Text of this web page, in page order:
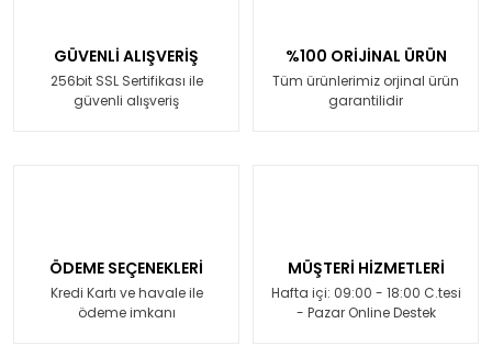
GÜVENLİ ALIŞVERİŞ
256bit SSL Sertifikası ile
güvenli alışveriş
%100 ORİJİNAL ÜRÜN
Tüm ürünlerimiz orjinal ürün
garantilidir
ÖDEME SEÇENEKLERİ
Kredi Kartı ve havale ile
ödeme imkanı
MÜŞTERİ HİZMETLERİ
Hafta içi: 09:00 - 18:00 C.tesi
- Pazar Online Destek